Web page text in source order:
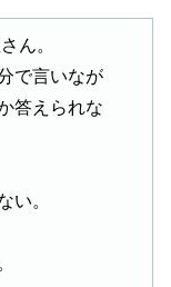
ん。
で言いなが
答えられな
い。